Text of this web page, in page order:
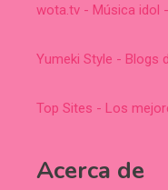
wota.tv - Música idol
Yumeki Style - Blogs
Top Sites - Los
Acerca de